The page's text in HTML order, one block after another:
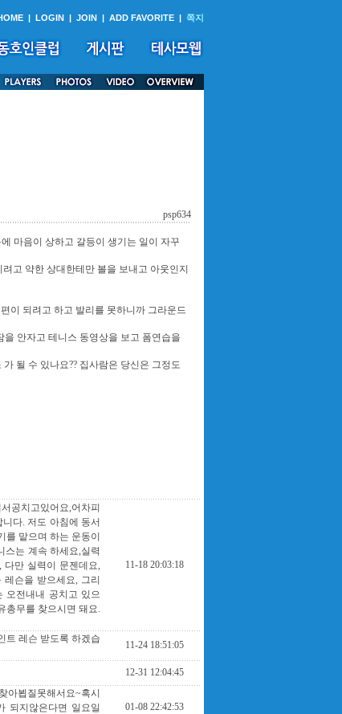
| LOGIN | JOIN | ADD FAVORITE | 쪽지
psp634
마음이 상하고 갈등이 생기는 일이 자꾸
고 약한 상대한테만 볼을 보내고 아웃인지
이 되려고 하고 발리를 못하니까 그라운드
안자고 테니스 동영상을 보고 폼연습을
될 수 있나요?? 집사람은 당신은 그정도
공치고있어요,어차피
다. 저도 아침에 동서
맡으며 하는 운동이
스는 계속 하세요,실력
다만 실력이 문젠데요,
슨을 받으세요, 그리
오전내내 공치고 있으
총무를 찾으시면 돼요.
11-18 20:03:18
트 레슨 받도록 하겠습
11-24 18:51:05
12-31 12:04:45
뵙질못해서요~혹시
되지않은다면 일요일
01-08 22:42:53